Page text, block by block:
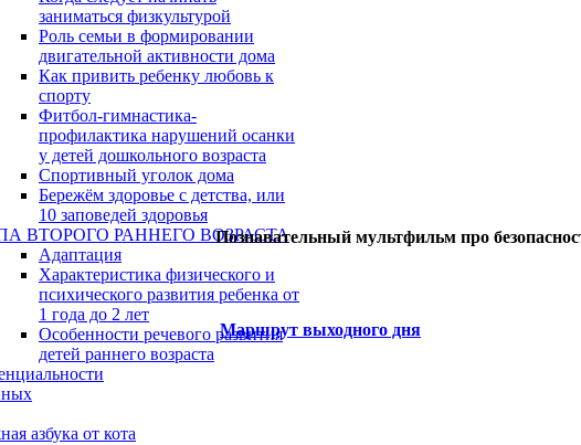
заниматься физкультурой
Роль семьи в формировании
двигательной активности дома
Как привить ребенку любовь к
спорту
Фитбол-гимнастика-
профилактика нарушений осанки
у детей дошкольного возраста
Спортивный уголок дома
Бережём здоровье с детства, или
10 заповедей здоровья
ВТОРОГО РАННЕГО ВОЗРАСТА
Адаптация
Характеристика физического и
психического развития ребенка от
1 года до 2 лет
Особенности речевого развития
детей раннего возраста
азбука от кота
Познавательный мультфильм про
Маршрут выходного дня